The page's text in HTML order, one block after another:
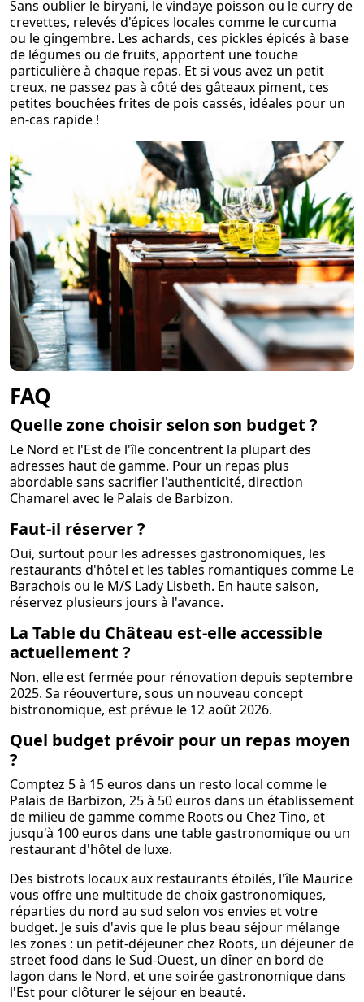
Sans oublier le biryani, le vindaye poisson ou le curry de
crevettes, relevés d'épices locales comme le curcuma
ou le gingembre. Les achards, ces pickles épicés à base
de légumes ou de fruits, apportent une touche
particulière à chaque repas. Et si vous avez un petit
creux, ne passez pas à côté des gâteaux piment, ces
petites bouchées frites de pois cassés, idéales pour un
en-cas rapide !
FAQ
Quelle zone choisir selon son budget ?
Le Nord et l'Est de l'île concentrent la plupart des
adresses haut de gamme. Pour un repas plus
abordable sans sacrifier l'authenticité, direction
Chamarel avec le Palais de Barbizon.
Faut-il réserver ?
Oui, surtout pour les adresses gastronomiques, les
restaurants d'hôtel et les tables romantiques comme Le
Barachois ou le M/S Lady Lisbeth. En haute saison,
réservez plusieurs jours à l'avance.
La Table du Château est-elle accessible
actuellement ?
Non, elle est fermée pour rénovation depuis septembre
2025. Sa réouverture, sous un nouveau concept
bistronomique, est prévue le 12 août 2026.
Quel budget prévoir pour un repas moyen
?
Comptez 5 à 15 euros dans un resto local comme le
Palais de Barbizon, 25 à 50 euros dans un établissement
de milieu de gamme comme Roots ou Chez Tino, et
jusqu'à 100 euros dans une table gastronomique ou un
restaurant d'hôtel de luxe.
Des bistrots locaux aux restaurants étoilés, l'île Maurice
vous offre une multitude de choix gastronomiques,
réparties du nord au sud selon vos envies et votre
budget. Je suis d'avis que le plus beau séjour mélange
les zones : un petit-déjeuner chez Roots, un déjeuner de
street food dans le Sud-Ouest, un dîner en bord de
lagon dans le Nord, et une soirée gastronomique dans
l'Est pour clôturer le séjour en beauté.